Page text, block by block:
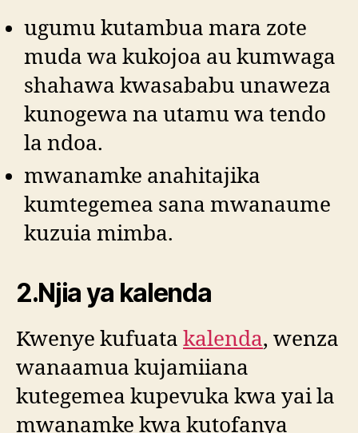
ugumu kutambua mara zote
muda wa kukojoa au kumwaga
shahawa kwasababu unaweza
kunogewa na utamu wa tendo
la ndoa.
mwanamke anahitajika
kumtegemea sana mwanaume
kuzuia mimba.
2.Njia ya kalenda
Kwenye kufuata kalenda, wenza
wanaamua kujamiiana
kutegemea kupevuka kwa yai la
mwanamke kwa kutofanya